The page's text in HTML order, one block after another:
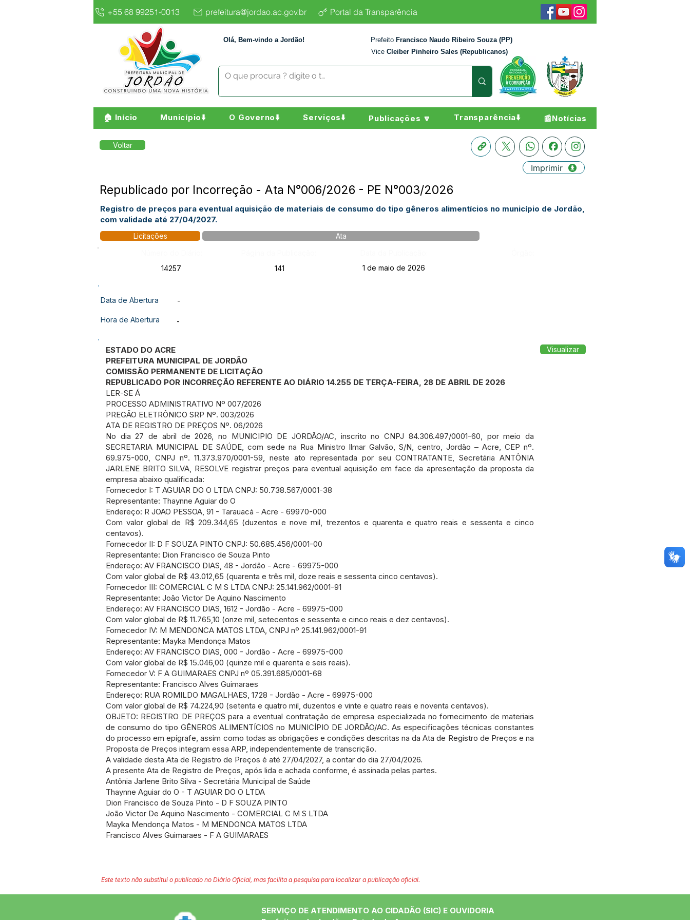
+55 68 99251-0013 prefeitura@jordao.ac.gov.br Portal da Transparência
Olá, Bem-vindo a Jordão! Prefeito Francisco Naudo Ribeiro Souza (PP)
Vice Cleiber Pinheiro Sales (Republicanos)
🏠 Início Município⬇️ O Governo⬇️ Serviços⬇️ Publicações 🔽 Transparência⬇️ 📰Notícias
Voltar
Imprimir
Republicado por Incorreção - Ata N°006/2026 - PE N°003/2026
Registro de preços para eventual aquisição de materiais de consumo do tipo gêneros alimentícios no município de Jordão,
com validade até 27/04/2027.
Licitações
Ata
14257
141 1 de maio de 2026
Data de Abertura -
Hora de Abertura -
ESTADO DO ACRE
PREFEITURA MUNICIPAL DE JORDÃO
COMISSÃO PERMANENTE DE LICITAÇÃO
REPUBLICADO POR INCORREÇÃO REFERENTE AO DIÁRIO 14.255 DE TERÇA-FEIRA, 28 DE ABRIL DE 2026
LER-SE Á
PROCESSO ADMINISTRATIVO Nº 007/2026
PREGÃO ELETRÔNICO SRP Nº. 003/2026
ATA DE REGISTRO DE PREÇOS Nº. 06/2026
No dia 27 de abril de 2026, no MUNICIPIO DE JORDÃO/AC, inscrito no CNPJ 84.306.497/0001-60, por meio da
SECRETARIA MUNICIPAL DE SAÚDE, com sede na Rua Ministro Ilmar Galvão, S/N, centro, Jordão – Acre, CEP nº.
69.975-000, CNPJ nº. 11.373.970/0001-59, neste ato representada por seu CONTRATANTE, Secretária ANTÔNIA
JARLENE BRITO SILVA, RESOLVE registrar preços para eventual aquisição em face da apresentação da proposta da
empresa abaixo qualificada:
Fornecedor I: T AGUIAR DO O LTDA CNPJ: 50.738.567/0001-38
Representante: Thaynne Aguiar do O
Endereço: R JOAO PESSOA, 91 - Tarauacá - Acre - 69970-000
Com valor global de R$ 209.344,65 (duzentos e nove mil, trezentos e quarenta e quatro reais e sessenta e cinco
centavos).
Fornecedor II: D F SOUZA PINTO CNPJ: 50.685.456/0001-00
Representante: Dion Francisco de Souza Pinto
Endereço: AV FRANCISCO DIAS, 48 - Jordão - Acre - 69975-000
Com valor global de R$ 43.012,65 (quarenta e três mil, doze reais e sessenta cinco centavos).
Fornecedor III: COMERCIAL C M S LTDA CNPJ: 25.141.962/0001-91
Representante: João Victor De Aquino Nascimento
Endereço: AV FRANCISCO DIAS, 1612 - Jordão - Acre - 69975-000
Com valor global de R$ 11.765,10 (onze mil, setecentos e sessenta e cinco reais e dez centavos).
Fornecedor IV: M MENDONCA MATOS LTDA, CNPJ nº 25.141.962/0001-91
Representante: Mayka Mendonça Matos
Endereço: AV FRANCISCO DIAS, 000 - Jordão - Acre - 69975-000
Com valor global de R$ 15.046,00 (quinze mil e quarenta e seis reais).
Fornecedor V: F A GUIMARAES CNPJ nº 05.391.685/0001-68
Representante: Francisco Alves Guimaraes
Endereço: RUA ROMILDO MAGALHAES, 1728 - Jordão - Acre - 69975-000
Com valor global de R$ 74.224,90 (setenta e quatro mil, duzentos e vinte e quatro reais e noventa centavos).
OBJETO: REGISTRO DE PREÇOS para a eventual contratação de empresa especializada no fornecimento de materiais
de consumo do tipo GÊNEROS ALIMENTÍCIOS no MUNICÍPIO DE JORDÃO/AC. As especificações técnicas constantes
do processo em epígrafe, assim como todas as obrigações e condições descritas na da Ata de Registro de Preços e na
Proposta de Preços integram essa ARP, independentemente de transcrição.
A validade desta Ata de Registro de Preços é até 27/04/2027, a contar do dia 27/04/2026.
A presente Ata de Registro de Preços, após lida e achada conforme, é assinada pelas partes.
Antônia Jarlene Brito Silva - Secretária Municipal de Saúde
Thaynne Aguiar do O - T AGUIAR DO O LTDA
Dion Francisco de Souza Pinto - D F SOUZA PINTO
João Victor De Aquino Nascimento - COMERCIAL C M S LTDA
Mayka Mendonça Matos - M MENDONCA MATOS LTDA
Francisco Alves Guimaraes - F A GUIMARAES
Visualizar
Este texto não substitui o publicado no Diário Oficial, mas facilita a pesquisa para localizar a publicação oficial.
SERVIÇO DE ATENDIMENTO AO CIDADÃO (SIC) E OUVIDORIA